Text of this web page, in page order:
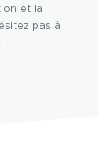
et la
pas à